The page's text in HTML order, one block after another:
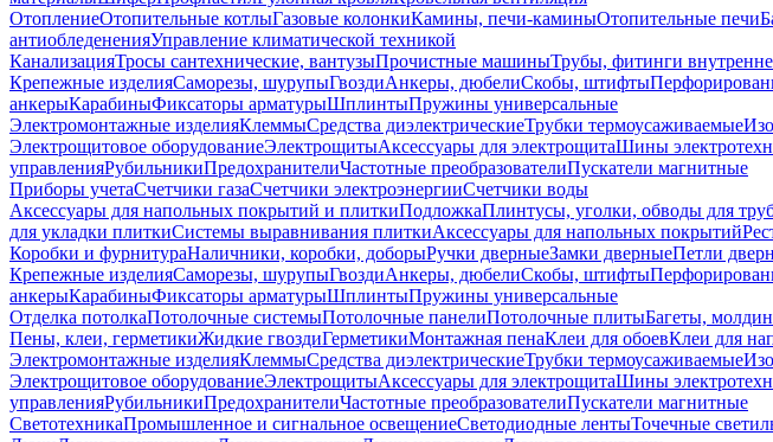
ОтоплениеОтопительные котлыГазовые колонкиКамины, печи-каминыОтопительные печи
антиобледененияУправление климатической техникой
КанализацияТросы сантехнические, вантузыПрочистные машиныТрубы, фитинги
Крепежные изделияСаморезы, шурупыГвоздиАнкеры, дюбелиСкобы, штифты
анкерыКарабиныФиксаторы арматурыШплинтыПружины универсальные
Электромонтажные изделияКлеммыСредства диэлектрическиеТрубки термоусаживаемые
Электрощитовое оборудованиеЭлектрощитыАксессуары для электрощитаШины
управленияРубильникиПредохранителиЧастотные преобразователиПускатели магнитные
Приборы учетаСчетчики газаСчетчики электроэнергииСчетчики воды
Аксессуары для напольных покрытий и плиткиПодложкаПлинтусы, уголки, обводы для
для укладки плиткиСистемы выравнивания плиткиАксессуары для напольных покрытий
Коробки и фурнитураНаличники, коробки, доборыРучки дверныеЗамки дверныеПетли
Крепежные изделияСаморезы, шурупыГвоздиАнкеры, дюбелиСкобы, штифты
анкерыКарабиныФиксаторы арматурыШплинтыПружины универсальные
Отделка потолкаПотолочные системыПотолочные панелиПотолочные плитыБагеты,
Пены, клеи, герметикиЖидкие гвоздиГерметикиМонтажная пенаКлеи для обоевКлеи для
Электромонтажные изделияКлеммыСредства диэлектрическиеТрубки термоусаживаемые
Электрощитовое оборудованиеЭлектрощитыАксессуары для электрощитаШины
управленияРубильникиПредохранителиЧастотные преобразователиПускатели магнитные
СветотехникаПромышленное и сигнальное освещениеСветодиодные лентыТочечные